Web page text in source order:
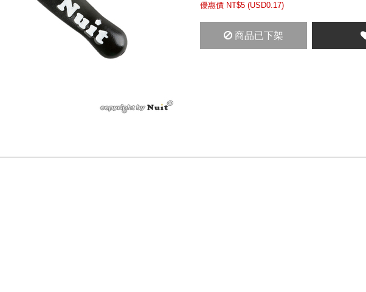
優惠價 NT$5 (USD0.17)
商品已下架